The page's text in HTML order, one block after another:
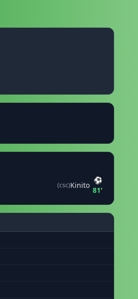
(csc)Kinito
⚽
81'